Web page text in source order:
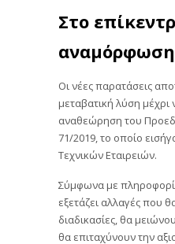
Στο
Οι νέες παρατάσεις
μεταβατική λύση
αναθεώρηση του
71/2019, το οποίο
Τεχνικών Εταιρειών.
Σύμφωνα με
εξετάζει αλλαγές που
διαδικασίες, θα
θα επιταχύνουν την